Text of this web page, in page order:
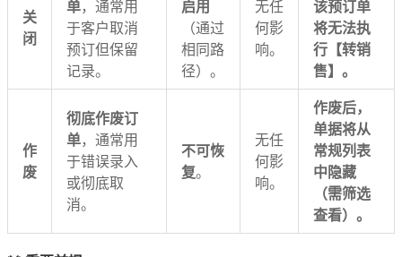
关
闭
单，通常用
于客户取消
预订但保留
记录。
启用
（通过
相同路
径）。
无任
何影
响。
该预订单
将无法执
行【转销
售】。
作
废
彻底作废订
单，通常用
于错误录入
或彻底取
消。
不可恢
复。
无任
何影
响。
作废后，
单据将从
常规列表
中隐藏
（需筛选
查看）。